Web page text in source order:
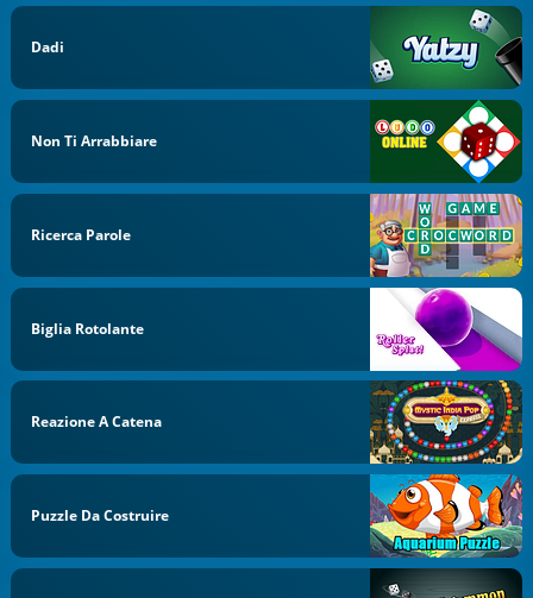
Dadi
Non Ti Arrabbiare
Ricerca Parole
Biglia Rotolante
Reazione A Catena
Puzzle Da Costruire